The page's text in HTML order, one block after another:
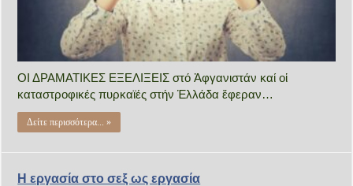
ΟΙ ΔΡΑΜΑΤΙΚΕΣ ΕΞΕΛΙΞΕΙΣ στό Ἀφγανιστάν καί οἱ
καταστροφικές πυρκαϊές στήν Ἑλλάδα ἔφεραν…
Δείτε περισσότερα... »
Η εργασία στο σεξ ως εργασία